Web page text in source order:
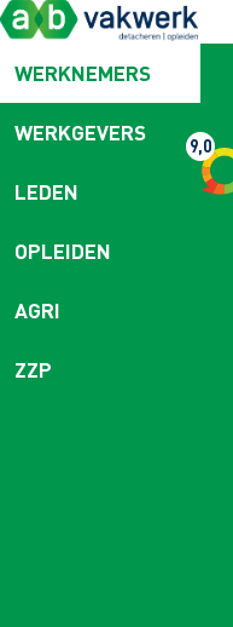
WERKNEMERS
WERKGEVERS
LEDEN
OPLEIDEN
AGRI
ZZP
9,0